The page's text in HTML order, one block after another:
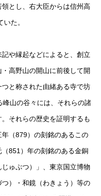
とし、右大臣からは信州高
た。
や縁起などによると、創立
高野山の開山に前後して開
と称された由緒ある寺で坊
山の谷々には、それらの諸
それらの歴史を証明するも
（879）の刻銘のあるこの
851）年の刻銘のある金銅
ゅぶつ）」、東京国立博物
）・和鏡（わきょう）等の